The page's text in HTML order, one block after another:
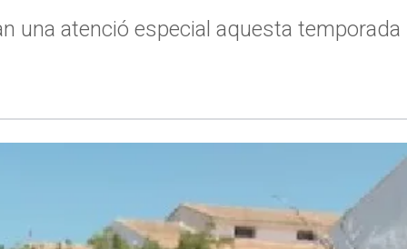
una atenció especial aquesta temporada